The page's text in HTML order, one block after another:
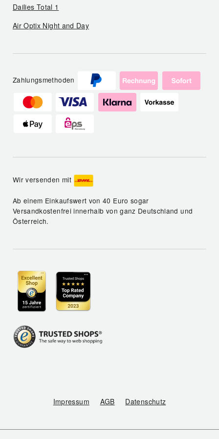
Dailies Total 1
Air Optix Night and Day
Zahlungsmethoden
Wir versenden mit
Ab einem Einkaufswert von 40 Euro sogar
Versandkostenfrei innerhalb von ganz Deutschland und
Österreich.
Impressum AGB Datenschutz